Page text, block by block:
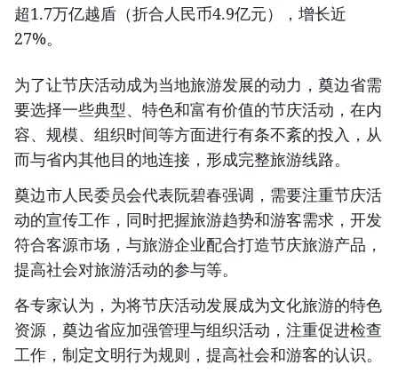
超1.7万亿越盾（折合人民币4.9亿元），增长近
27%。
为了让节庆活动成为当地旅游发展的动力，奠边省需
要选择一些典型、特色和富有价值的节庆活动，在内
容、规模、组织时间等方面进行有条不紊的投入，从
而与省内其他目的地连接，形成完整旅游线路。
奠边市人民委员会代表阮碧春强调，需要注重节庆活
动的宣传工作，同时把握旅游趋势和游客需求，开发
符合客源市场，与旅游企业配合打造节庆旅游产品，
提高社会对旅游活动的参与等。
各专家认为，为将节庆活动发展成为文化旅游的特色
资源，奠边省应加强管理与组织活动，注重促进检查
工作，制定文明行为规则，提高社会和游客的认识。